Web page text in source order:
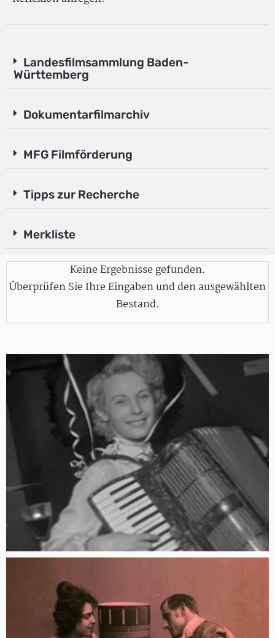
Landesfilmsammlung Baden-
Württemberg
Dokumentarfilmarchiv
MFG Filmförderung
Tipps zur Recherche
Merkliste
Keine Ergebnisse gefunden.
Überprüfen Sie Ihre Eingaben und den ausgewählten
Bestand.